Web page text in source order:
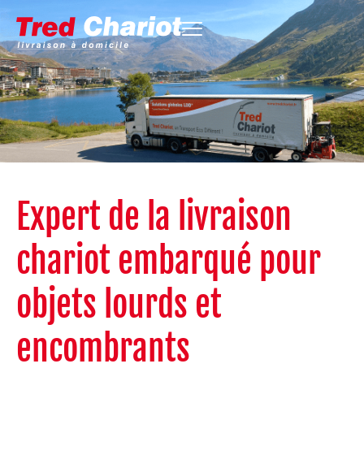
Expert de la livraison
chariot embarqué pour
objets lourds et
encombrants